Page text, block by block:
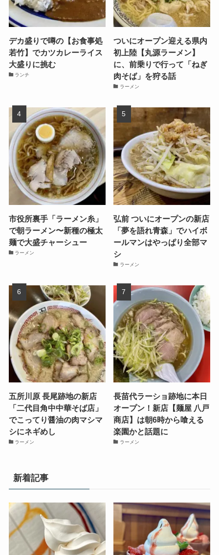
デカ盛りで噂の【お食事処
若竹】でカツカレーライス
大盛りに挑む
ランチ
ついにオープン迎える県内
初上陸【丸源ラーメン】
に、前乗りで行って「ねぎ
肉そば」を狩る話
ラーメン
市役所裏手「ラーメン糸」
で朝ラーメン〜新種の極太
麺で大盛チャーシュー
ラーメン
弘前 ついにオープンの新店
「夢を語れ青森」でハイボ
ールマンはやっぱり全部マ
シ
ラーメン
五所川原 長尾跡地の新店
「二代目角中中華そば店」
でこってり醤油の肉マシマ
シにネギめし
ラーメン
長苗代ラーショ跡地に本日
オープン！新店【麺屋 八戸
商店】は朝6時から喰える
楽園かと話題に
ラーメン
新着記事